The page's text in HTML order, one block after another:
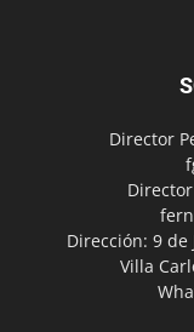
Director
Dirección: 9 de
Villa